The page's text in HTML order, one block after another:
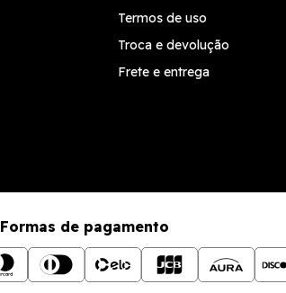
Termos de uso
Troca e devolução
Frete e entrega
Formas de pagamento